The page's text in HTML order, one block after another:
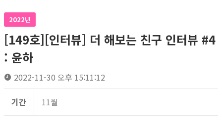
2022년
[149호][인터뷰] 더 해보는 친구 인터뷰 #4
: 윤하
2022-11-30 오후 15:11:12
기간 11월